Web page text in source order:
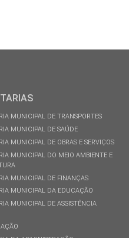
MUNICIPAL DE TRANSPORTES
MUNICIPAL DE SAÚDE
MUNICIPAL DE OBRAS E SERVIÇOS
MUNICIPAL DO MEIO AMBIENTE E
MUNICIPAL DE FINANÇAS
MUNICIPAL DA EDUCAÇÃO
MUNICIPAL DE ASSISTÊNCIA